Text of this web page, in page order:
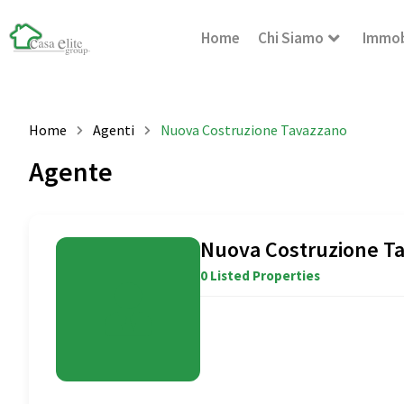
Home Chi Siamo
Home Agenti Nuova Costruzione Tavazzano
Agente
Nuova Costruzione
0 Listed Properties